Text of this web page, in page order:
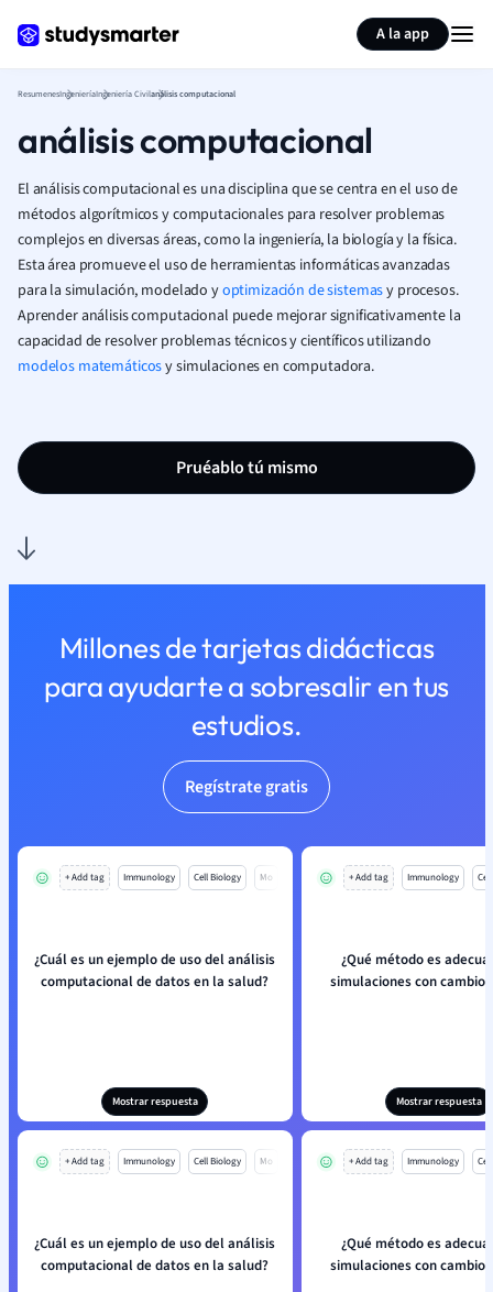
A la app
ResumenesIngenieríaIngeniería Civilanálisis computacional
análisis computacional
El análisis computacional es una disciplina que se centra en el uso de
métodos algorítmicos y computacionales para resolver problemas
complejos en diversas áreas, como la ingeniería, la biología y la física.
Esta área promueve el uso de herramientas informáticas avanzadas
para la simulación, modelado yoptimización de sistemasy procesos.
Aprender análisis computacional puede mejorar significativamente la
capacidad de resolver problemas técnicos y científicos utilizando
modelos matemáticosy simulaciones en computadora.
Pruéablo tú mismo
Millones de tarjetas didácticas
para ayudarte a sobresalir en tus
estudios.
Regístrate gratis
+ Add tag Immunology Cell Biology Mo
¿Cuál es un ejemplo de uso del análisis
computacional de datos en la salud?
Mostrar respuesta
+ Add tag Immunology
¿Qué método es
simulaciones con
Mostrar respuesta
+ Add tag Immunology Cell Biology Mo
¿Cuál es un ejemplo de uso del análisis
computacional de datos en la salud?
+ Add tag Immunology
¿Qué método es
simulaciones con
Resumir página